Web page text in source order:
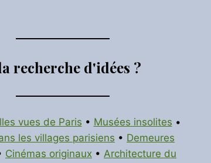
recherche d'idées ?
vues de Paris • Musées insolites •
les villages parisiens • Demeures
Cinémas originaux • Architecture du